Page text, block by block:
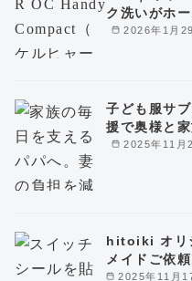
2026年1月
ク洗いがホ
2025年11月
子ども服サ
援で奥様と
2025年11月
hitoiki オリ
メイドご依